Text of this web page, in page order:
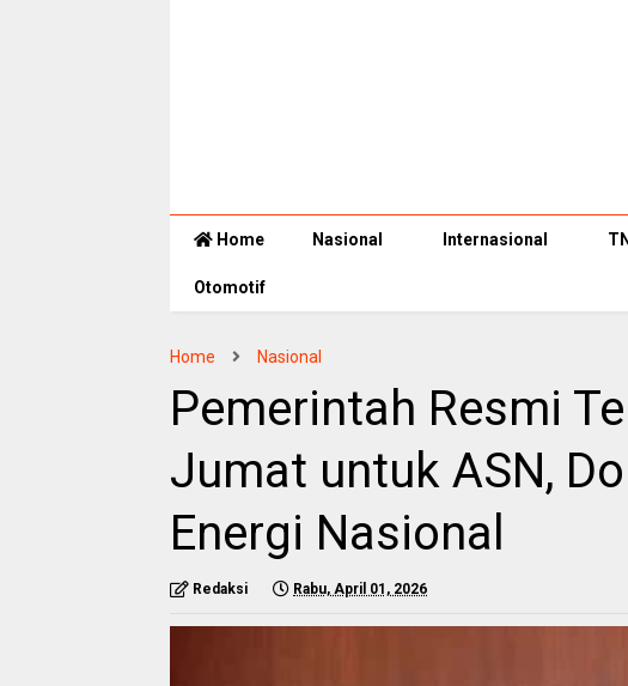
Home Nasional Internasional TNI
Otomotif
Home Nasional
Pemerintah Resmi
Jumat untuk ASN,
Energi Nasional
Redaksi Rabu, April 01, 2026